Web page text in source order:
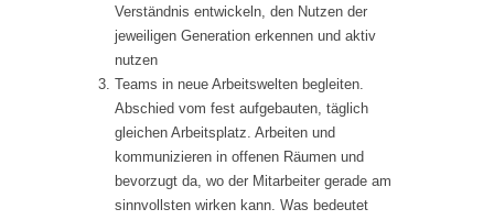
Verständnis entwickeln, den Nutzen der
jeweiligen Generation erkennen und aktiv
nutzen
Teams in neue Arbeitswelten begleiten.
Abschied vom fest aufgebauten, täglich
gleichen Arbeitsplatz. Arbeiten und
kommunizieren in offenen Räumen und
bevorzugt da, wo der Mitarbeiter gerade am
sinnvollsten wirken kann. Was bedeutet